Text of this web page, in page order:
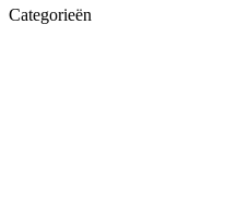
Categorieën